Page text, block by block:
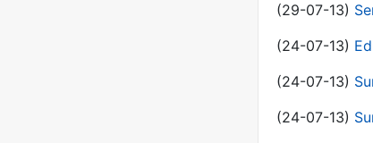
(29-07-13)
(24-07-13)
(24-07-13)
(24-07-13)